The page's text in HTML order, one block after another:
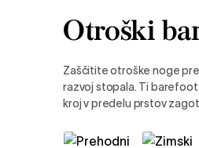
Otroški
Zaščitite otroške noge
razvoj stopala. Ti barefoot
kroj v predelu prstov